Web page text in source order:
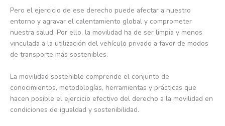
Pero el ejercicio de ese derecho puede afectar a nuestro
entorno y agravar el calentamiento global y comprometer
nuestra salud. Por ello, la movilidad ha de ser limpia y menos
vinculada a la utilización del vehículo privado a favor de modos
de transporte más sostenibles.
La movilidad sostenible comprende el conjunto de
conocimientos, metodologías, herramientas y prácticas que
hacen posible el ejercicio efectivo del derecho a la movilidad en
condiciones de igualdad y sostenibilidad.